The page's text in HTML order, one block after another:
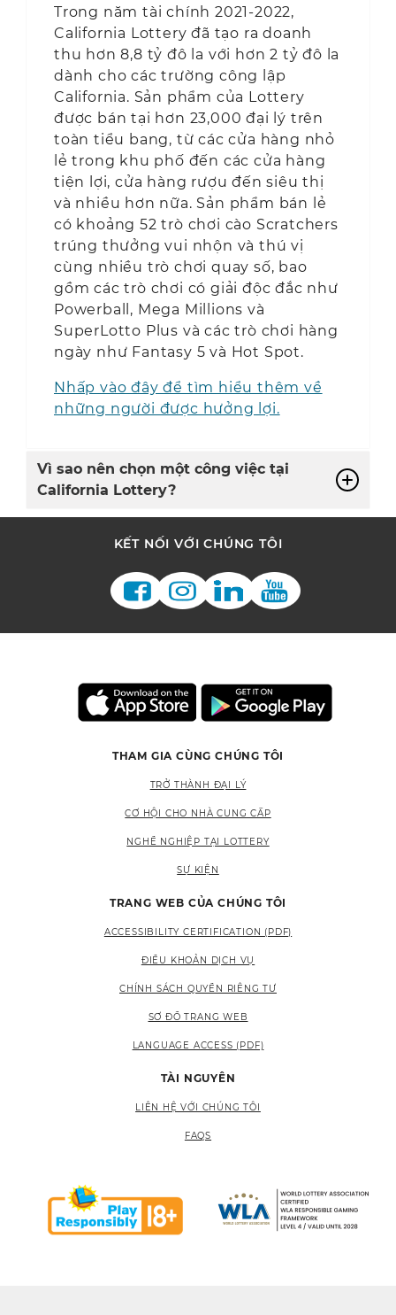
Trong năm tài chính 2021-2022,
California Lottery đã tạo ra doanh
thu hơn 8,8 tỷ đô la với hơn 2 tỷ đô la
dành cho các trường công lập
California. Sản phẩm của Lottery
được bán tại hơn 23,000 đại lý trên
toàn tiểu bang, từ các cửa hàng nhỏ
lẻ trong khu phố đến các cửa hàng
tiện lợi, cửa hàng rượu đến siêu thị
và nhiều hơn nữa. Sản phẩm bán lẻ
có khoảng 52 trò chơi cào Scratchers
trúng thưởng vui nhộn và thú vị
cùng nhiều trò chơi quay số, bao
gồm các trò chơi có giải độc đắc như
Powerball, Mega Millions và
SuperLotto Plus và các trò chơi hàng
ngày như Fantasy 5 và Hot Spot.
Nhấp vào đây để tìm hiểu thêm về
những người được hưởng lợi.
Vì sao nên chọn một công việc tại
California Lottery?
KẾT NỐI VỚI CHÚNG TÔI
THAM GIA CÙNG CHÚNG TÔI
TRỞ THÀNH ĐẠI LÝ
CƠ HỘI CHO NHÀ CUNG CẤP
NGHỀ NGHIỆP TẠI LOTTERY
SỰ KIỆN
TRANG WEB CỦA CHÚNG TÔI
ACCESSIBILITY CERTIFICATION (PDF)
ĐIỀU KHOẢN DỊCH VỤ
CHÍNH SÁCH QUYỀN RIÊNG TƯ
SƠ ĐỒ TRANG WEB
LANGUAGE ACCESS (PDF)
TÀI NGUYÊN
LIÊN HỆ VỚI CHÚNG TÔI
FAQS